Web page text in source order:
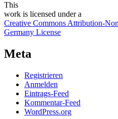
This
work is licensed under a
Creative Commons Attribution-
Germany License
Meta
Registrieren
Anmelden
Eintrags-Feed
Kommentar-Feed
WordPress.org